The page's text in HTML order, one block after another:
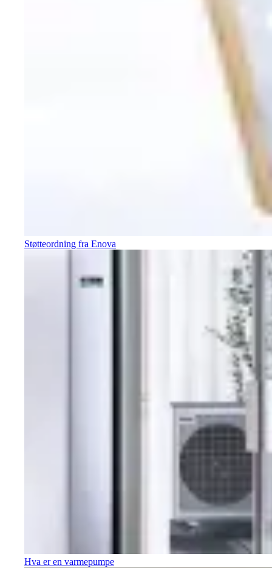
Støtteordning fra Enova
Hva er en varmepumpe